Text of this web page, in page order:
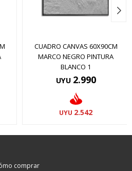
CUADRO CANVAS 60X90CM
MARCO NEGRO PINTURA
BLANCO 1
UYU 2.990
UYU 2.542
comprar